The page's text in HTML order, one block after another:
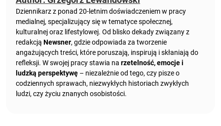
Dziennikarz z ponad 20-letnim doświadczeniem w pracy
medialnej, specjalizujący się w tematyce społecznej,
kulturalnej oraz lifestylowej. Od blisko dekady związany z
redakcją Newsner, gdzie odpowiada za tworzenie
angażujących treści, które poruszają, inspirują i skłaniają do
refleksji. W swojej pracy stawia na rzetelność, emocje i
ludzką perspektywę – niezależnie od tego, czy pisze o
codziennych sprawach, niezwykłych historiach zwykłych
ludzi, czy życiu znanych osobistości.